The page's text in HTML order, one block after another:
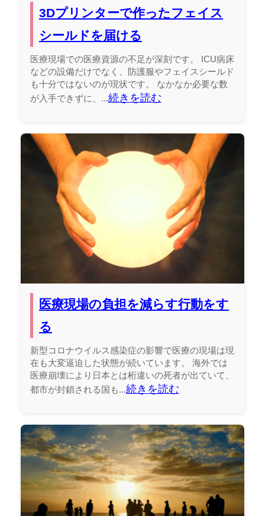
3Dプリンターで作ったフェイス
シールドを届ける
医療現場での医療資源の不足が深刻です。 ICU病床
などの設備だけでなく、防護服やフェイスシールド
も十分ではないのが現状です。 なかなか必要な数
が入手できずに、...続きを読む
医療現場の負担を減らす行動をす
る
新型コロナウイルス感染症の影響で医療の現場は現
在も大変逼迫した状態が続いています。 海外では
医療崩壊により日本とは桁違いの死者が出ていて、
都市が封鎖される国も...続きを読む